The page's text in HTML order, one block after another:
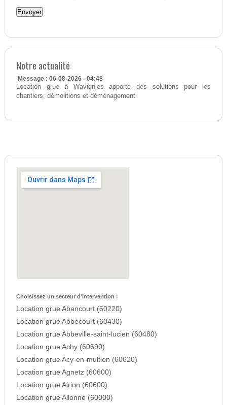
Notre actualité
Message : 06-08-2026 - 04:48
Location grue à Wavignies apporte des solutions pour les
chantiers, démolitions et déménagement
Choisissez un secteur d'intervention :
Location grue Abancourt (60220)
Location grue Abbecourt (60430)
Location grue Abbeville-saint-lucien (60480)
Location grue Achy (60690)
Location grue Acy-en-multien (60620)
Location grue Agnetz (60600)
Location grue Airion (60600)
Location grue Allonne (60000)